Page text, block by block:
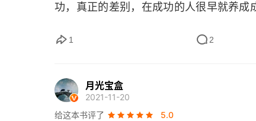
功，真正的差别，在成功的人很早就养成
是拿破仑小时候的一个故事。他从小在
了，拿破仑就回教室了；下课后他又冲去
1 2
月光宝盒
2021-11-20
给这本书评了
5.0